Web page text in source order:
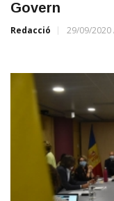
Govern
Redacció 29/09/2020